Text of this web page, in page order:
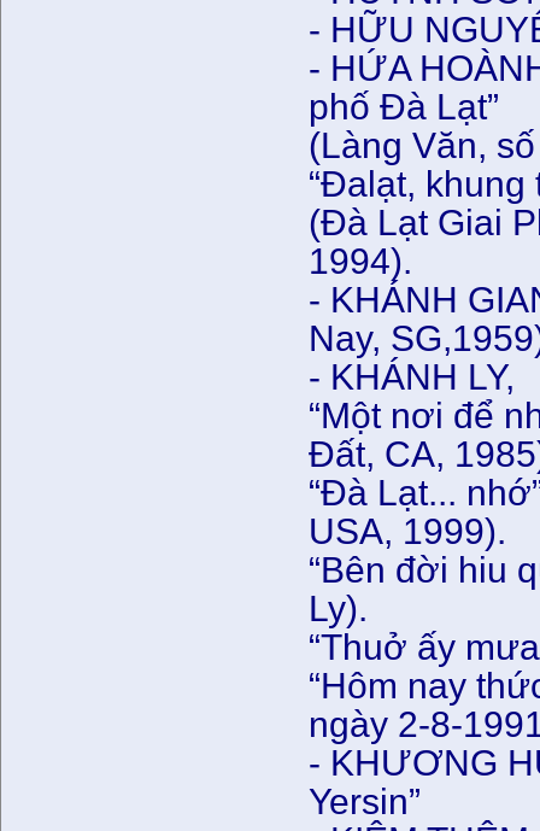
- HỮU
- HỨA
phố Đà Lạt”
(Làng Văn,
“Đalạt, khung
(Đà Lạt Giai
1994).
- KHÁNH
Nay,
- KHÁNH LY,
“Một nơi để
Đất, CA,
“Đà Lạt...
USA, 1999).
“Bên đời hiu
Ly).
“Thuở ấy
“Hôm nay
ngày 2-8-
- KHƯƠNG
Yersin”